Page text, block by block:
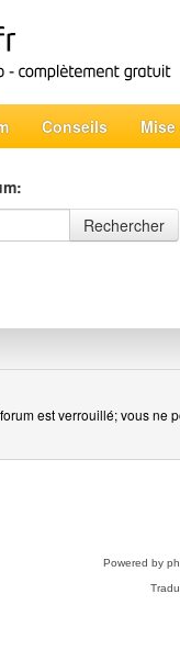
Conseils Mise
Rechercher
est verrouillé; vous ne
Powered by